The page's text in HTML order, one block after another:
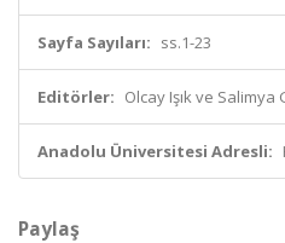
Sayfa Sayıları: ss.1-23
Editörler: Olcay Işık ve
Anadolu Üniversitesi Adresli:
Paylaş